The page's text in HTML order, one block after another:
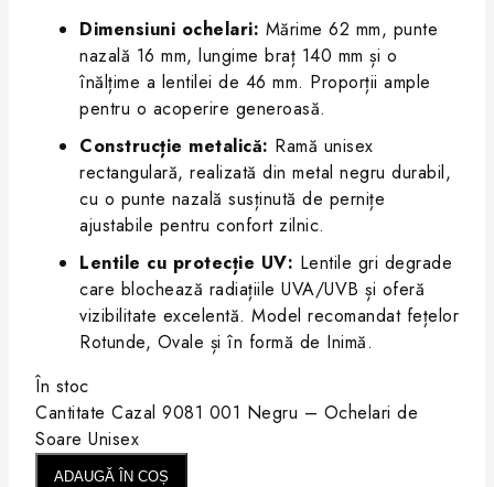
Dimensiuni ochelari: Mărime 62 mm, punte
nazală 16 mm, lungime braț 140 mm și o
înălțime a lentilei de 46 mm. Proporții ample
pentru o acoperire generoasă.
Construcție metalică: Ramă unisex
rectangulară, realizată din metal negru durabil,
cu o punte nazală susținută de pernițe
ajustabile pentru confort zilnic.
Lentile cu protecție UV: Lentile gri degrade
care blochează radiațiile UVA/UVB și oferă
vizibilitate excelentă. Model recomandat fețelor
Rotunde, Ovale și în formă de Inimă.
În stoc
Cantitate Cazal 9081 001 Negru – Ochelari de
Soare Unisex
ADAUGĂ ÎN COȘ